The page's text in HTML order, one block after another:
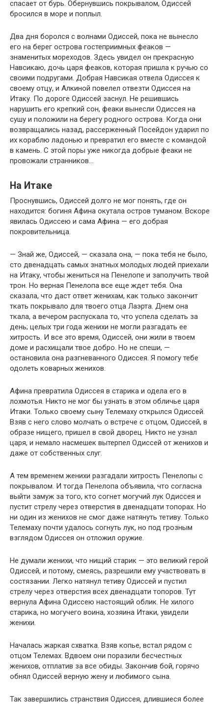
спасает от бурь. Обернувшись покрывалом, Одиссей
бросился в море и поплыл.
Два дня боролся с волнами Одиссей, пока не вынесло
его на берег острова гостеприимных феаков —
знаменитых мореходов. Здесь увидел он прекрасную
Навсикаю, дочь царя феаков, которая пришла к ручью со
своими подругами. Добрая Навсикая отвела Одиссея к
своему отцу, и Алкиной повелел отвезти Одиссея на
Итаку. По дороге Одиссей заснул. Не решившись
нарушить его крепкий сон, феаки вынесли Одиссея на
сушу и положили на берегу родного острова. Когда они
возвращались назад, рассерженный Посейдон ударил по
их кораблю ладонью и превратил его вместе с командой
в камень. С этой поры уже никогда добрые феаки не
провожали странников…
На Итаке
Проснувшись, Одиссей долго не мог понять, где он
находится: богиня Афина окутала остров туманом. Вскоре
явилась Одиссею и сама Афина — его добрая
покровительница.
— Знай же, Одиссей, — сказала она, — пока тебя не было,
сто двенадцать самых знатных молодых людей приехали
на Итаку, чтобы жениться на Пенелопе и заполучить твой
трон. Но верная Пенелопа все еще ждет тебя. Она
сказала, что даст ответ женихам, как только закончит
ткать покрывало для твоего отца Лаэрта. Днем она
ткала, а вечером распускала то, что успела сделать за
день; целых три года женихи не могли разгадать ее
хитрость. И все это время, Одиссей, они жили в твоем
доме и расхищали твое добро. Но не спеши, —
остановила она разгневанного Одиссея. Я помогу тебе
одолеть коварных женихов.
Афина превратила Одиссея в старика и одела его в
лохмотья. Никто не мог бы узнать в этом обличье царя
Итаки. Только своему сыну Телемаху открылся Одиссей.
Взяв с него слово молчать о встрече с отцом, Одиссей, в
образе нищего, пришел в свой дворец. Никто не узнал
царя, и немало насмешек вытерпел Одиссей от женихов и
даже от собственных слуг.
А тем временем женихи разгадали хитрость Пенелопы с
покрывалом. И тогда Пенелопа объявила, что согласна
выйти замуж за того, кто согнет могучий лук Одиссея и
пустит стрелу через отверстия в двенадцати топорах. Но
ни один из женихов не смог даже натянуть тетиву. Только
Телемаху почти удалось согнуть лук, но под грозным
взглядом Одиссея он отложил оружие.
Не думали женихи, что нищий старик — это великий герой
Одиссей, и потому, смеясь, разрешили ему участвовать в
состязании. Легко натянул тетиву Одиссей и пустил
стрелу через отверстия всех двенадцати топоров. Тут
вернула Афина Одиссею настоящий облик. Не хилого
старика, но могучего воина, хозяина Итаки, увидели
женихи.
Началась жаркая схватка. Взяв копье, встал рядом с
отцом Телемах. Вдвоем они поразили бесчестных
женихов, отплатив за все обиды. Закончив бой, горячо
обнял Одиссей верную жену и любимого сына.
Так завершились странствия Одиссея, длившиеся более